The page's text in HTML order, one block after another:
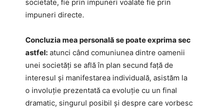
societate, fie prin impuneri voalate fie prin
impuneri directe.
Concluzia mea personală se poate exprima sec
astfel: atunci când comuniunea dintre oamenii
unei societăți se află în plan secund față de
interesul și manifestarea individuală, asistăm la
o involuție prezentată ca evoluție cu un final
dramatic, singurul posibil și despre care vorbesc